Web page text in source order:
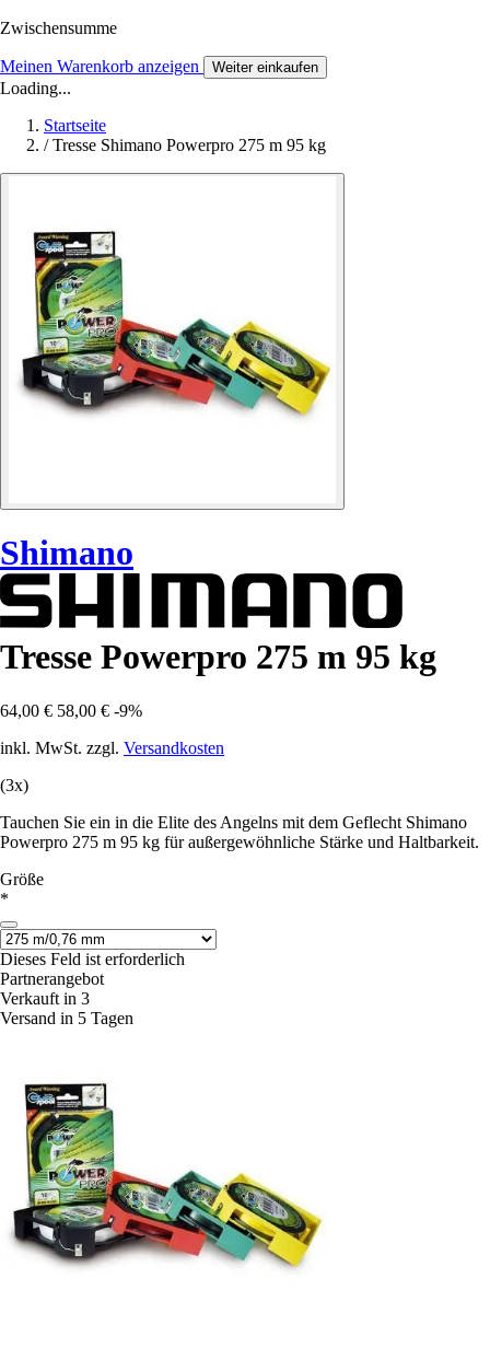
Zwischensumme
Meinen Warenkorb anzeigen Weiter einkaufen
Loading...
Startseite
/ Tresse Shimano Powerpro 275 m 95 kg
Shimano
Tresse Powerpro 275 m 95 kg
64,00 € 58,00 € -9%
inkl. MwSt. zzgl. Versandkosten
(3x)
Tauchen Sie ein in die Elite des Angelns mit dem Geflecht Shimano
Powerpro 275 m 95 kg für außergewöhnliche Stärke und Haltbarkeit.
Größe
*
Dieses Feld ist erforderlich
Partnerangebot
Verkauft in 3
Versand in 5 Tagen